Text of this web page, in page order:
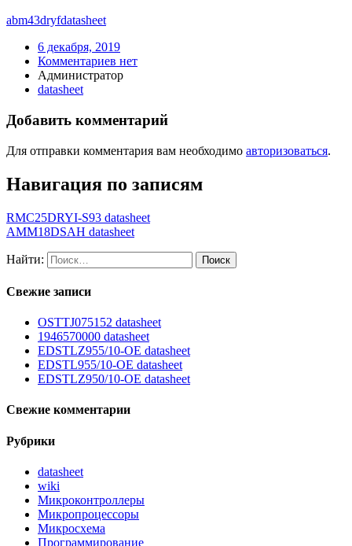
abm43dryfdatasheet
6 декабря, 2019
Комментариев нет
Администратор
datasheet
Добавить комментарий
Для отправки комментария вам необходимо авторизоваться.
Навигация по записям
RMC25DRYI-S93 datasheet
AMM18DSAH datasheet
Найти:
Свежие записи
OSTTJ075152 datasheet
1946570000 datasheet
EDSTLZ955/10-OE datasheet
EDSTL955/10-OE datasheet
EDSTLZ950/10-OE datasheet
Свежие комментарии
Рубрики
datasheet
wiki
Микроконтроллеры
Микропроцессоры
Микросхема
Программирование